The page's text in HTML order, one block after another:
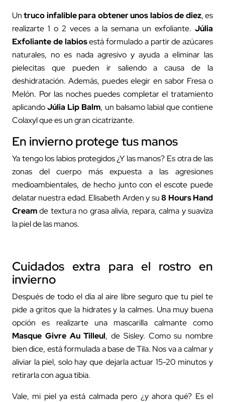
Untruco infalible para obtener unos labios de diez, es
realizarte 1 o 2 veces a la semana un exfoliante. Júlia
Exfoliante de labiosestá formulado a partir de azúcares
naturales, no es nada agresivo y ayuda a eliminar las
pielecitas que pueden ir saliendo a causa de la
deshidratación. Además, puedes elegir en sabor Fresa o
Melón. Por las noches puedes completar el tratamiento
aplicandoJúlia Lip Balm, un balsamo labial que contiene
Colaxyl que es un gran cicatrizante.
En invierno protege tus manos
Ya tengo los labios protegidos ¿Y las manos? Es otra de las
zonas del cuerpo más expuesta a las agresiones
medioambientales, de hecho junto con el escote puede
delatar nuestra edad. Elisabeth Arden y su8 Hours Hand
Creamde textura no grasa alivia, repara, calma y suaviza
la piel de las manos.
Cuidados extra para el rostro en
invierno
Después de todo el día al aire libre seguro que tu piel te
pide a gritos que la hidrates y la calmes. Una muy buena
opción es realizarte una mascarilla calmante como
Masque Givre Au Tilleul, de Sisley. Como su nombre
bien dice, está formulada a base de Tila. Nos va a calmar y
aliviar la piel, solo hay que dejarla actuar 15-20 minutos y
retirarla con agua tibia.
Vale, mi piel ya está calmada pero ¿y ahora qué? Es el